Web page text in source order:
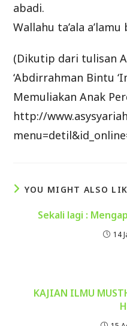
abadi.
Wallahu ta’ala
(Dikutip dari tulisan
‘Abdirrahman Bintu
Memuliakan Anak
http://
YOU MIGHT ALSO
Sekali lagi :
14
KAJIAN ILMU